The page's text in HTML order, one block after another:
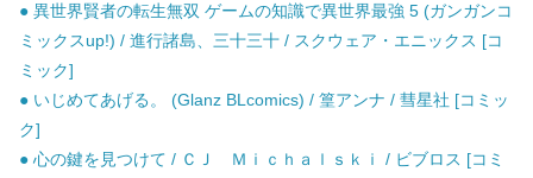
● 異世界賢者の転生無双 ゲームの知識で異世界最強 5 (ガンガンコ
ミックスup!) / 進行諸島、三十三十 / スクウェア・エニックス [コ
ミック]
● いじめてあげる。 (Glanz BLcomics) / 篁アンナ / 彗星社 [コミッ
ク]
● 心の鍵を見つけて / ＣＪ Ｍｉｃｈａｌｓｋｉ / ビブロス [コミ